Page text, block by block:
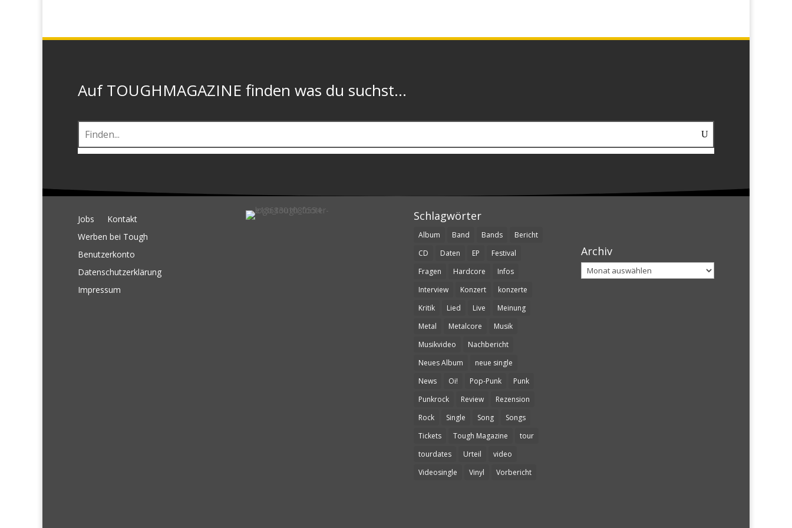
Auf TOUGHMAGAZINE finden was du suchst...
Jobs
Kontakt
Werben bei Tough
Benutzerkonto
Datenschutzerklärung
Impressum
Schlagwörter
Album Band Bands
Bericht
CD
Daten EP
Festival
Fragen
Hardcore
Infos
Interview
Konzert
konzerte
Kritik
Lied Live
Meinung
Metal
Metalcore
Musik
Musikvideo
Nachbericht
Neues Album
neue single
News
Oi! Pop-Punk
Punk
Punkrock
Review
Rezension
Rock
Single Song
Songs
Tickets
Tough Magazine
tour
tourdates
Urteil
video
Videosingle
Vinyl Vorbericht
Archiv
Archiv